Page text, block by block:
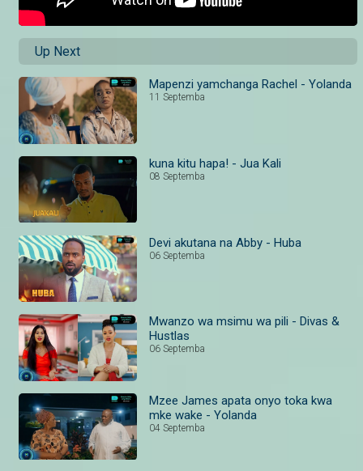
Up Next
Mapenzi yamchanga Rachel - Yolanda
11 Septemba
kuna kitu hapa! - Jua Kali
08 Septemba
Devi akutana na Abby - Huba
06 Septemba
Mwanzo wa msimu wa pili - Divas &
Hustlas
06 Septemba
Mzee James apata onyo toka kwa
mke wake - Yolanda
04 Septemba